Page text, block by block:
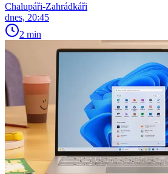
Chalupáři-Zahrádkáři
dnes, 20:45
2 min